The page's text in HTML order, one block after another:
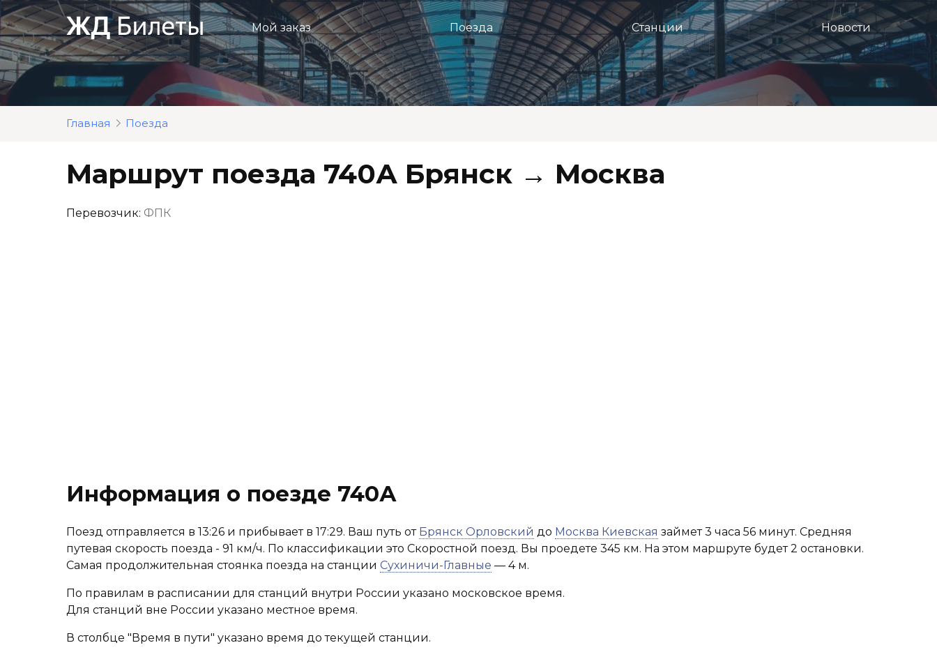
Перейти
к
контенту
Мой заказ Поезда Станции Новости
Главная Поезда
Маршрут поезда 740А Брянск → Москва
Перевозчик: ФПК
Информация о поезде 740А
Поезд отправляется в 13:26 и прибывает в 17:29. Ваш путь от Брянск Орловский до Москва Киевская займет 3 часа 56 минут. Средняя
путевая скорость поезда - 91 км/ч. По классификации это Скоростной поезд. Вы проедете 345 км. На этом маршруте будет 2 остановки.
Самая продолжительная стоянка поезда на станции Сухиничи-Главные — 4 м.
По правилам в расписании для станций внутри России указано московское время.
Для станций вне России указано местное время.
В столбце "Время в пути" указано время до текущей станции.